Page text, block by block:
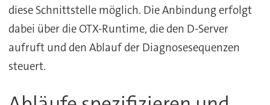
diese Schnittstelle möglich. Die Anbindung erfolgt
dabei über die OTX-Runtime, die den D-Server
aufruft und den Ablauf der Diagnosesequenzen
steuert.